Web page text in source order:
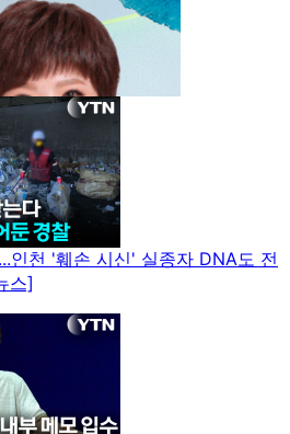
인천 '훼손 시신' 실종자 DNA도 전
스]